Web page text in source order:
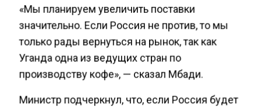
«Мы планируем увеличить поставки
значительно. Если Россия не против, то мы
только рады вернуться на рынок, так как
Уганда одна из ведущих стран по
производству кофе», — сказал Мбади.
Министр подчеркнул, что, если Россия будет